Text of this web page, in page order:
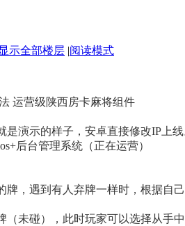
显示全部楼层 |阅读模式
运营级陕西房卡麻将组件
演示的样子，安卓直接修改IP上线
后台管理系统（正在运营）
，遇到有人弃牌一样时，根据自
未碰），此时玩家可以选择从手中